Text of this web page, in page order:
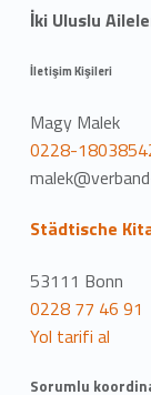
İki Uluslu
İletişim Kişileri
Magy Malek
0228-
Städtische
53111 Bonn
0228 77 46 91
Yol tarifi al
Sorumlu